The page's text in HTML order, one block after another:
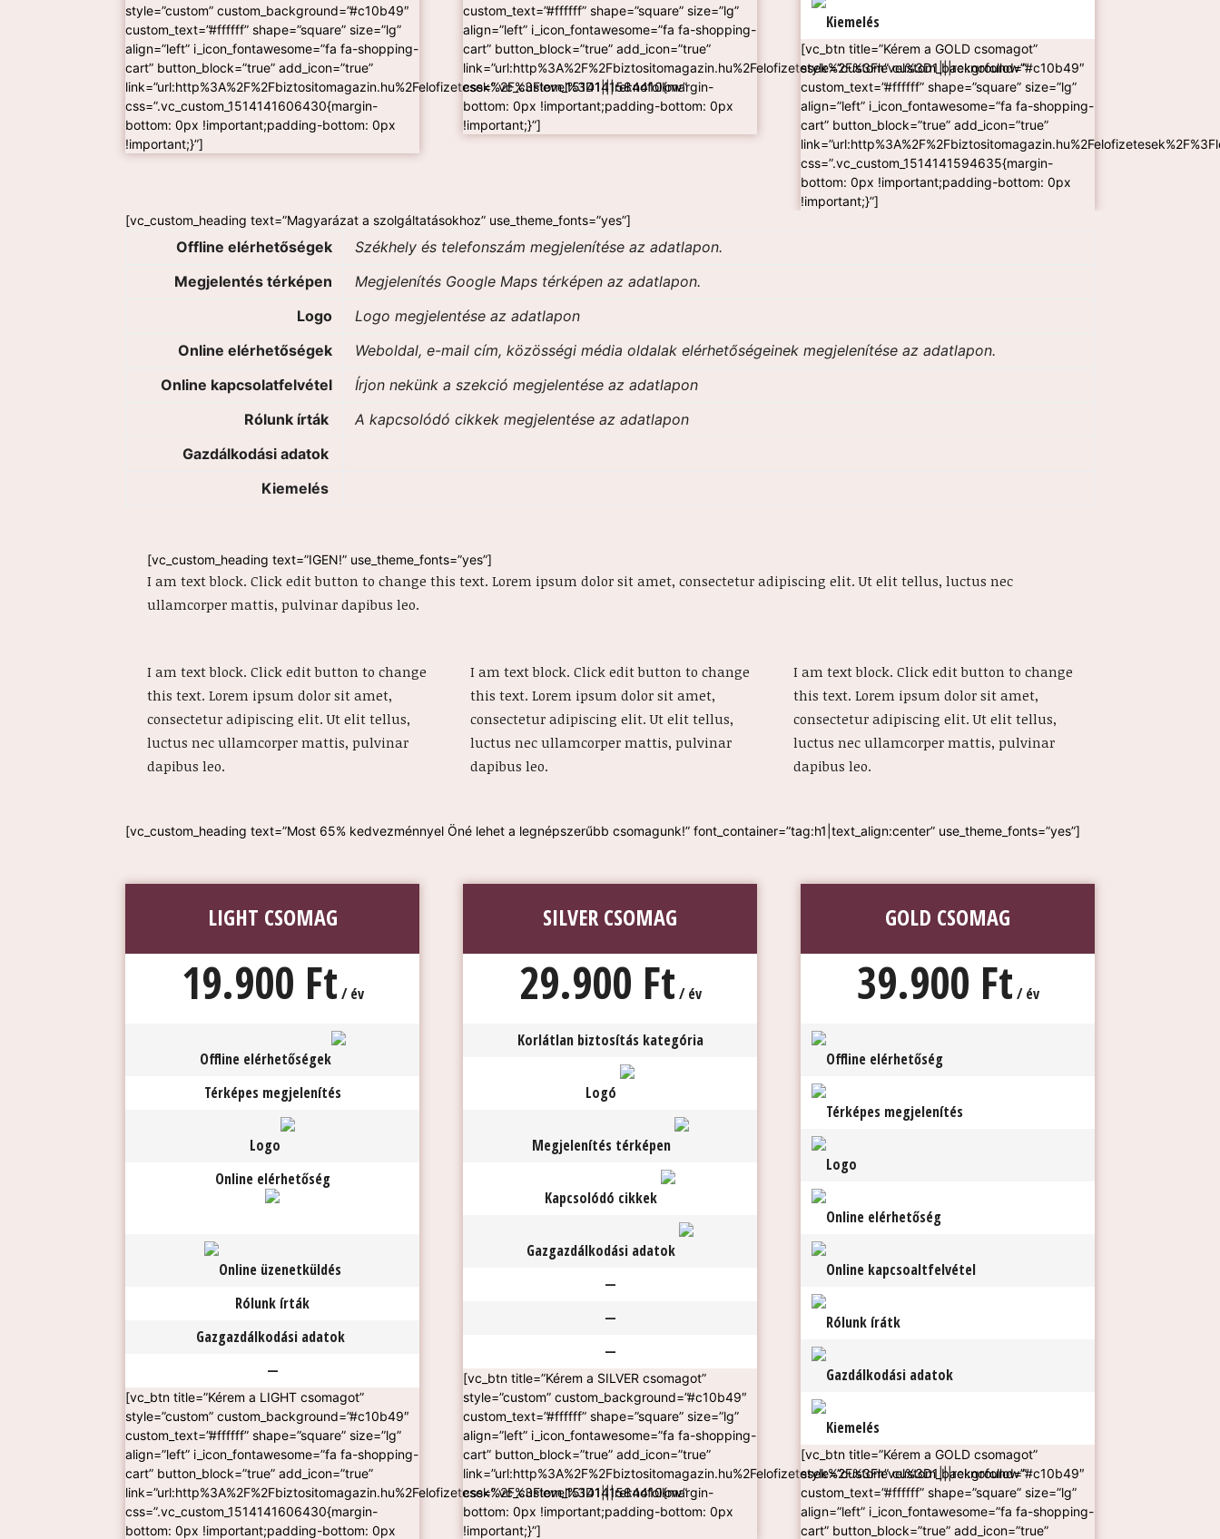
style=”custom” custom_background=”#c10b49″
custom_text=”#ffffff” shape=”square” size=”lg”
align=”left” i_icon_fontawesome=”fa fa-shopping-
cart” button_block=”true” add_icon=”true”
link=”url:http%3A%2F%2Fbiztositomagazin.hu%2Felofizetesek%2F%3Flevel%3D1|||rel:nofollow”
css=”.vc_custom_1514141606430{margin-
bottom: 0px !important;padding-bottom: 0px
!important;}”]
custom_text=”#ffffff” shape=”square” size=”lg”
align=”left” i_icon_fontawesome=”fa fa-shopping-
cart” button_block=”true” add_icon=”true”
link=”url:http%3A%2F%2Fbiztositomagazin.hu%2Felofizetesek%2F%3Flevel%3D1|||rel:nofollow”
css=”.vc_custom_1514141584410{margin-
bottom: 0px !important;padding-bottom: 0px
!important;}”]
Kiemelés
[vc_btn title=”Kérem a GOLD csomagot”
style=”custom” custom_background=”#c10b49″
custom_text=”#ffffff” shape=”square” size=”lg”
align=”left” i_icon_fontawesome=”fa fa-shopping-
cart” button_block=”true” add_icon=”true”
css=”.vc_custom_1514141594635{margin-
bottom: 0px !important;padding-bottom: 0px
!important;}”]
[vc_custom_heading text=”Magyarázat a szolgáltatásokhoz” use_theme_fonts=”yes”]
Offline elérhetőségek
Székhely és telefonszám megjelenítése az adatlapon.
Megjelentés térképen
Megjelenítés Google Maps térképen az adatlapon.
Logo
Logo megjelentése az adatlapon
Online elérhetőségek
Weboldal, e-mail cím, közösségi média oldalak elérhetőségeinek megjelenítése az adatlapon.
Online kapcsolatfelvétel
Írjon nekünk a szekció megjelentése az adatlapon
Rólunk írták
A kapcsolódó cikkek megjelentése az adatlapon
Gazdálkodási adatok
Kiemelés
[vc_custom_heading text=”IGEN!” use_theme_fonts=”yes”]
I am text block. Click edit button to change this text. Lorem ipsum dolor sit amet, consectetur adipiscing elit. Ut elit tellus, luctus nec
ullamcorper mattis, pulvinar dapibus leo.
I am text block. Click edit button to change
this text. Lorem ipsum dolor sit amet,
consectetur adipiscing elit. Ut elit tellus,
luctus nec ullamcorper mattis, pulvinar
dapibus leo.
I am text block. Click edit button to change
this text. Lorem ipsum dolor sit amet,
consectetur adipiscing elit. Ut elit tellus,
luctus nec ullamcorper mattis, pulvinar
dapibus leo.
I am text block. Click edit button to change
this text. Lorem ipsum dolor sit amet,
consectetur adipiscing elit. Ut elit tellus,
luctus nec ullamcorper mattis, pulvinar
dapibus leo.
[vc_custom_heading text=”Most 65% kedvezménnyel Öné lehet a legnépszerűbb csomagunk!” font_container=”tag:h1|text_align:center” use_theme_fonts=”yes”]
LIGHT CSOMAG
19.900 Ft / év
Offline elérhetőségek
Térképes megjelenítés
Logo
Online elérhetőség
Online üzenetküldés
Rólunk írták
Gazgazdálkodási adatok
—
[vc_btn title=”Kérem a LIGHT csomagot”
style=”custom” custom_background=”#c10b49″
custom_text=”#ffffff” shape=”square” size=”lg”
align=”left” i_icon_fontawesome=”fa fa-shopping-
cart” button_block=”true” add_icon=”true”
link=”url:http%3A%2F%2Fbiztositomagazin.hu%2Felofizetesek%2F%3Flevel%3D1|||rel:nofollow”
css=”.vc_custom_1514141606430{margin-
bottom: 0px !important;padding-bottom: 0px
SILVER CSOMAG
29.900 Ft / év
Korlátlan biztosítás kategória
Logó
Megjelenítés térképen
Kapcsolódó cikkek
Gazgazdálkodási adatok
—
—
—
[vc_btn title=”Kérem a SILVER csomagot”
style=”custom” custom_background=”#c10b49″
custom_text=”#ffffff” shape=”square” size=”lg”
align=”left” i_icon_fontawesome=”fa fa-shopping-
cart” button_block=”true” add_icon=”true”
link=”url:http%3A%2F%2Fbiztositomagazin.hu%2Felofizetesek%2F%3Flevel%3D1|||rel:nofollow”
css=”.vc_custom_1514141584410{margin-
bottom: 0px !important;padding-bottom: 0px
!important;}”]
GOLD CSOMAG
39.900 Ft / év
Offline elérhetőség
Térképes megjelenítés
Logo
Online elérhetőség
Online kapcsoaltfelvétel
Rólunk írátk
Gazdálkodási adatok
Kiemelés
[vc_btn title=”Kérem a GOLD csomagot”
style=”custom” custom_background=”#c10b49″
custom_text=”#ffffff” shape=”square” size=”lg”
align=”left” i_icon_fontawesome=”fa fa-shopping-
cart” button_block=”true” add_icon=”true”